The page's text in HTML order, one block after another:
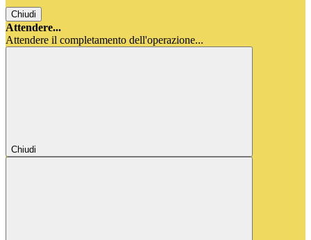
Chiudi
Attendere...
Attendere il completamento dell'operazione...
Chiudi